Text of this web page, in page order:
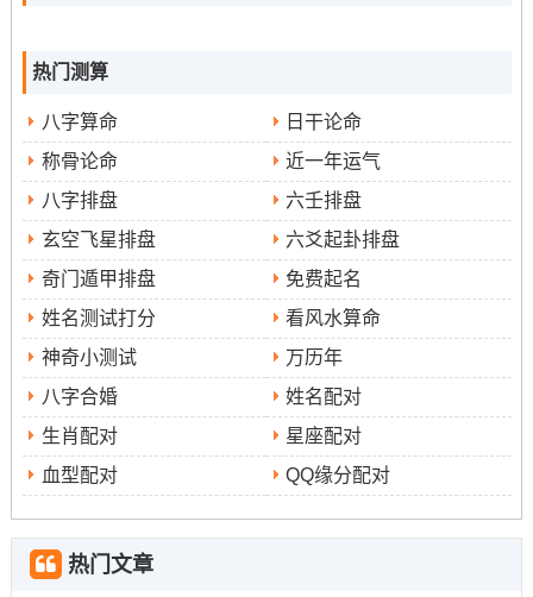
分！着些日子在黄历中均为“宜移徙、入宅”的吉日，星宿组
繁荣的能量。9月17日是“玉堂黄道，天愿吉日”；寓意着天
遂人愿,家宅富贵；而9月27日虽值日玄武，但“大安”六曜还
有“满日”特性也标记着圆满同丰盈...
挑选搬家吉日的核心原则
选择一个真正适合自己的搬家吉日，需要遵循以下几项传
统原则：
1.避开冲煞
:着是首要原则。需避开与家人生肖 -不相同是
户主生肖相冲的日子。以及“岁破”、“月破”等大凶之日。
2025年太岁在东南。岁破在西北,搬家时应尽量减少从着两
个方位开始动作或正对着两个方位安置重要家具。三煞位
2.考虑五行相生
热门测算
八字算命
日干论命
称骨论命
近一年运气
八字排盘
六壬排盘
玄空飞星排盘
六爻起卦排盘
奇门遁甲排盘
免费起名
姓名测试打分
看风水算命
神奇小测试
万历年
八字合婚
姓名配对
生肖配对
星座配对
血型配对
QQ缘分配对
热门文章